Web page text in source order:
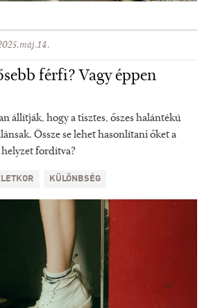
2025.máj.14.
férfi? Vagy éppen
állítják, hogy a tisztes, őszes halántékú
Össze se lehet hasonlítani őket a
fordítva?
KÜLÖNBSÉG